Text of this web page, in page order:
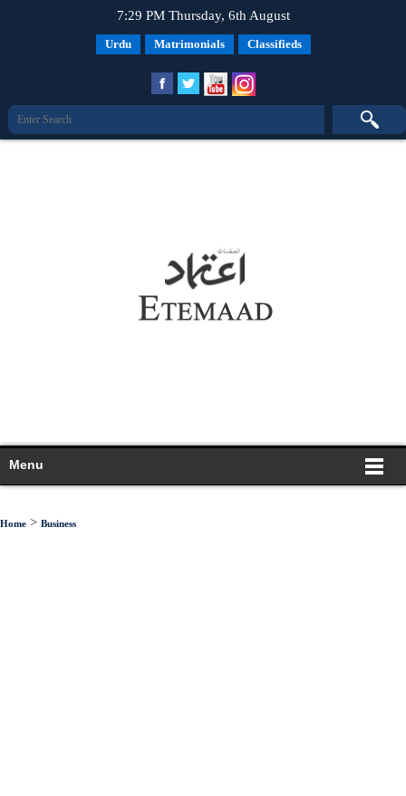
7:29 PM Thursday, 6th August
Urdu Matrimonials Classifieds
Menu
Home > Business